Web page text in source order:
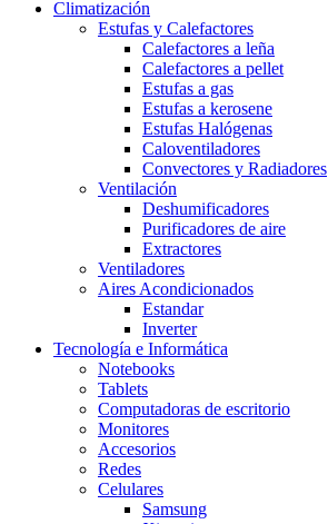
Climatización
Estufas y Calefactores
Calefactores a leña
Calefactores a pellet
Estufas a gas
Estufas a kerosene
Estufas Halógenas
Caloventiladores
Convectores y Radiadores
Ventilación
Deshumificadores
Purificadores de aire
Extractores
Ventiladores
Aires Acondicionados
Estandar
Inverter
Tecnología e Informática
Notebooks
Tablets
Computadoras de escritorio
Monitores
Accesorios
Redes
Celulares
Samsung